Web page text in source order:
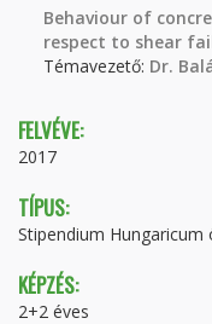
Behaviour of
respect to shear
Témavezető: Dr.
FELVÉVE:
2017
TÍPUS:
Stipendium Hungaricum
KÉPZÉS:
2+2 éves